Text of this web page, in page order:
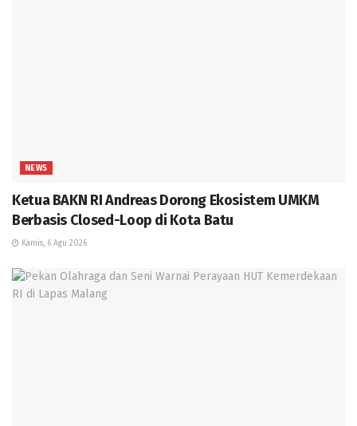
NEWS
Ketua BAKN RI Andreas Dorong Ekosistem UMKM
Berbasis Closed-Loop di Kota Batu
Kamis, 6 Agu 2026